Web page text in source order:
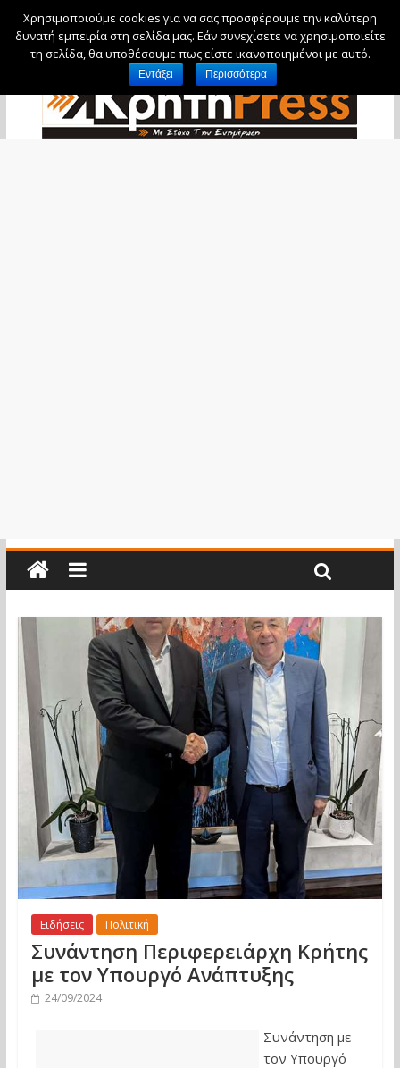
Σάββατο, 8 Αυγούστου, 2026
Ειδήσεις Πολιτική
Συνάντηση Περιφερειάρχη Κρήτης
με τον Υπουργό Ανάπτυξης
24/09/2024
Συνάντηση με
τον Υπουργό
Χρησιμοποιούμε cookies για να σας προσφέρουμε την καλύτερη
δυνατή εμπειρία στη σελίδα μας. Εάν συνεχίσετε να χρησιμοποιείτε
τη σελίδα, θα υποθέσουμε πως είστε ικανοποιημένοι με αυτό.
Εντάξει Περισσότερα